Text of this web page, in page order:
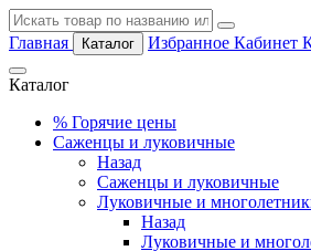
Главная Каталог Избранное Кабинет
Каталог
% Горячие цены
Саженцы и луковичные
Назад
Саженцы и луковичные
Луковичные и
Назад
Луковичные и